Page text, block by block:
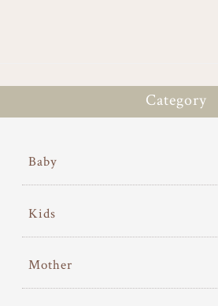
Category
Baby
Kids
Mother